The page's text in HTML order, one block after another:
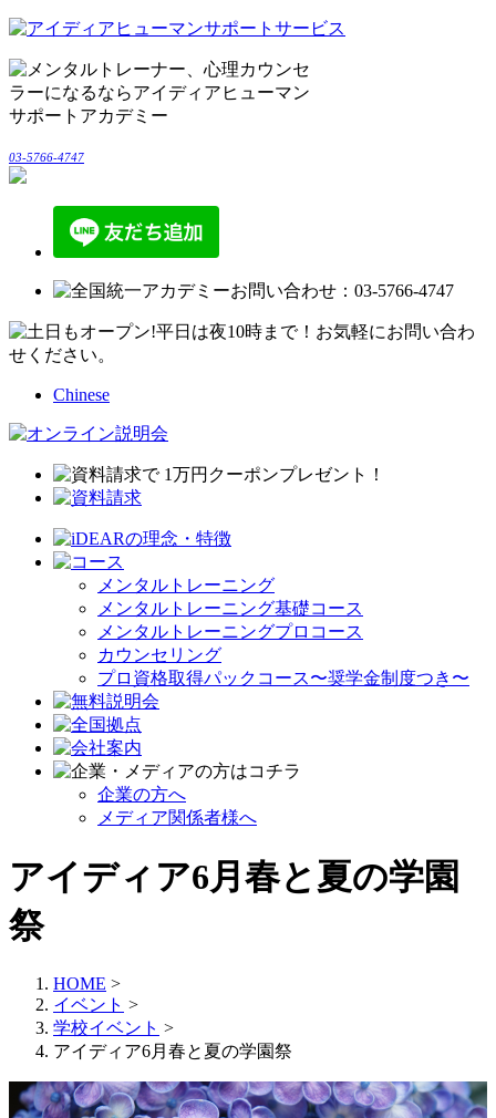
03-5766-4747
Chinese
メンタルトレーニング
メンタルトレーニング基礎コース
メンタルトレーニングプロコース
カウンセリング
プロ資格取得パックコース〜奨学金制度つき〜
企業の方へ
メディア関係者様へ
アイディア6月春と夏の学園
祭
HOME >
イベント >
学校イベント >
アイディア6月春と夏の学園祭